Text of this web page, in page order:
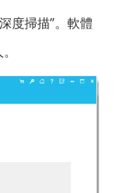
度掃描”。軟體